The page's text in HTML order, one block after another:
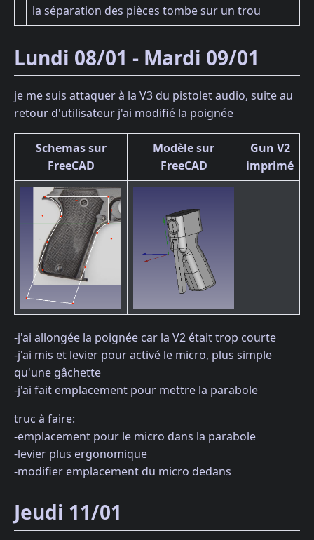
la séparation des pièces tombe sur un trou
Lundi 08/01 - Mardi 09/01
je me suis attaquer à la V3 du pistolet audio, suite au
retour d'utilisateur j'ai modifié la poignée
Schemas sur
FreeCAD
Modèle sur
FreeCAD
Gun V2
imprimé
-j'ai allongée la poignée car la V2 était trop courte
-j'ai mis et levier pour activé le micro, plus simple
qu'une gâchette
-j'ai fait emplacement pour mettre la parabole
truc à faire:
-emplacement pour le micro dans la parabole
-levier plus ergonomique
-modifier emplacement du micro dedans
Jeudi 11/01